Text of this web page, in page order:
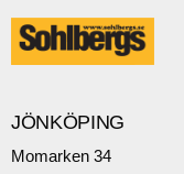
JÖNKÖPING
Momarken 34